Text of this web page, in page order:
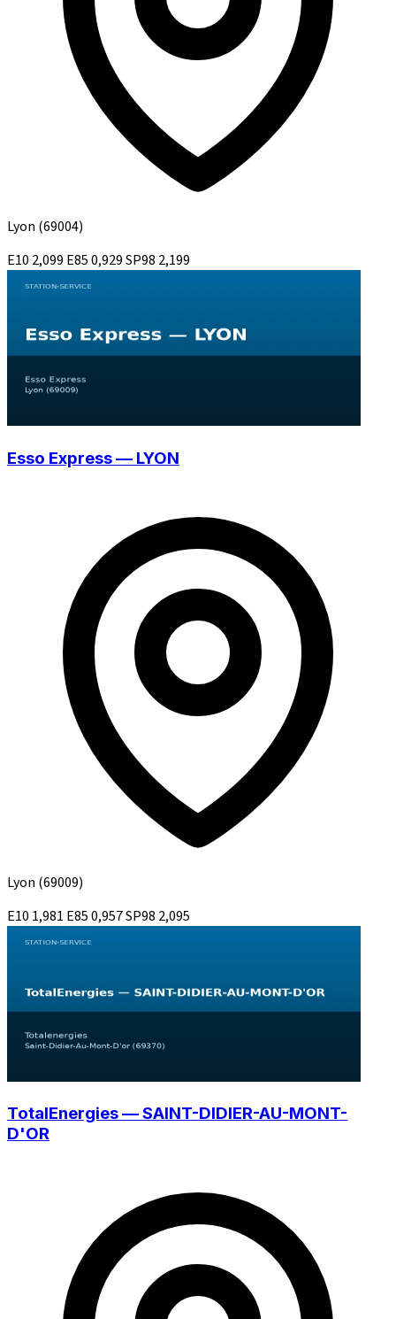
Lyon (69004)
E10 2,099 E850,929SP98 2,199
Esso Express — LYON
Lyon (69009)
E10 1,981 E850,957SP98 2,095
TotalEnergies — SAINT-DIDIER-AU-MONT-
D'OR